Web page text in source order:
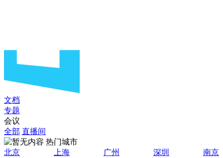
文档
专题
会议
全部 直播间
热门城市
北京
上海 广州 深圳
南京